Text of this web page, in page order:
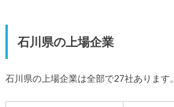
石川県の上場企業
石川県の上場企業は全部で27社あります。